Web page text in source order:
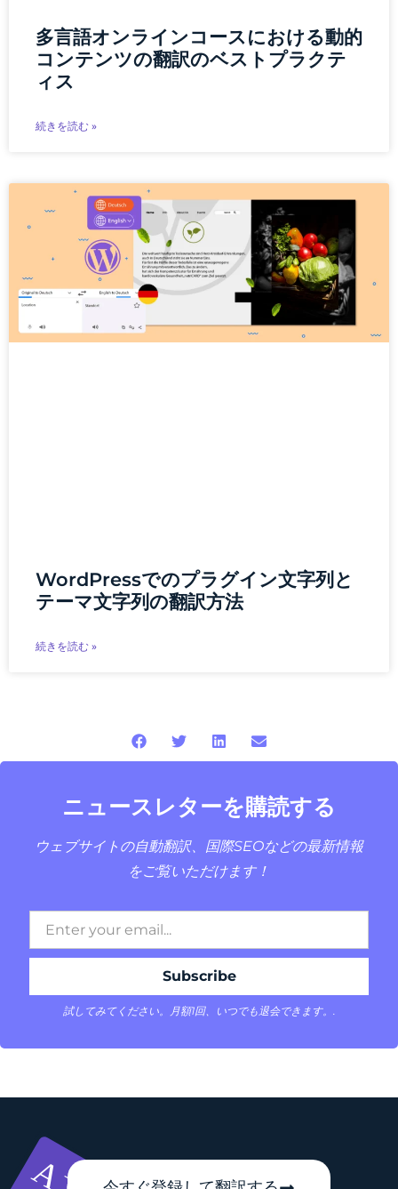
多言語オンラインコースにおける動的
コンテンツの翻訳のベストプラクテ
ィス
続きを読む »
WordPressでのプラグイン文字列と
テーマ文字列の翻訳方法
続きを読む »
ニュースレターを購読する
ウェブサイトの自動翻訳、国際SEOなどの最新情報
をご覧いただけます！
試してみてください。月額1回、いつでも退会できます。.